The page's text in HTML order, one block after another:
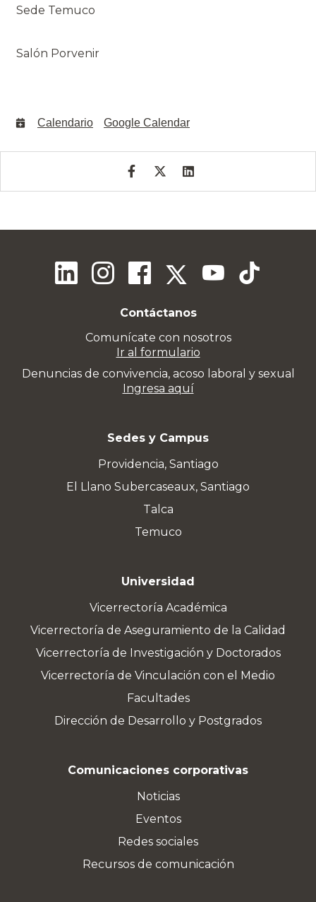
Sede Temuco
Salón Porvenir
Calendario Google Calendar
Contáctanos
Comunícate con nosotros
Ir al formulario
Denuncias de convivencia, acoso laboral y sexual
Ingresa aquí
Sedes y Campus
Providencia, Santiago
El Llano Subercaseaux, Santiago
Talca
Temuco
Universidad
Vicerrectoría Académica
Vicerrectoría de Aseguramiento de la Calidad
Vicerrectoría de Investigación y Doctorados
Vicerrectoría de Vinculación con el Medio
Facultades
Dirección de Desarrollo y Postgrados
Comunicaciones corporativas
Noticias
Eventos
Redes sociales
Recursos de comunicación